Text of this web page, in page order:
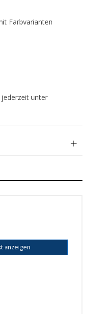
Farbvarianten
jederzeit unter
anzeigen